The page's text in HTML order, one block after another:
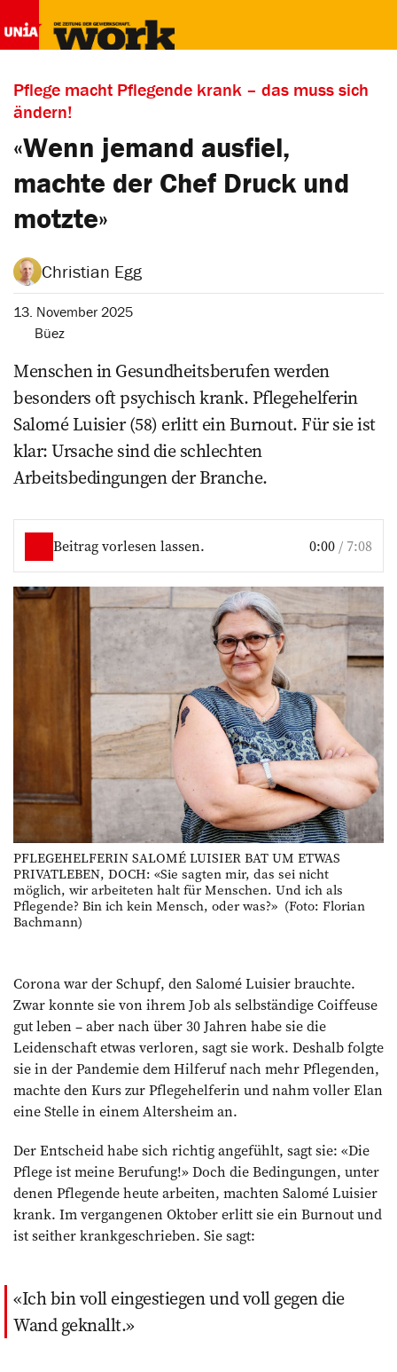
Pflege macht Pflegende krank – das muss sich
ändern!
«Wenn jemand ausfiel,
machte der Chef Druck und
motzte»
Christian Egg
13. November 2025
Büez
Menschen in Gesundheitsberufen werden
besonders oft psychisch krank. Pflegehelferin
Salomé Luisier (58) erlitt ein Burnout. Für sie ist
klar: Ursache sind die schlechten
Arbeitsbedingungen der Branche.
Beitrag vorlesen lassen. 0:00 / 7:08
PFLEGEHELFERIN SALOMÉ LUISIER BAT UM ETWAS
PRIVATLEBEN, DOCH: «Sie sagten mir, das sei nicht
möglich, wir arbeiteten halt für Menschen. Und ich als
Pflegende? Bin ich kein Mensch, oder was?» (Foto: Florian
Bachmann)
Corona war der Schupf, den Salomé Luisier brauchte.
Zwar konnte sie von ihrem Job als selbständige Coiffeuse
gut leben – aber nach über 30 Jahren habe sie die
Leidenschaft etwas verloren, sagt sie work. Deshalb folgte
sie in der Pandemie dem Hilferuf nach mehr Pflegenden,
machte den Kurs zur Pflegehelferin und nahm voller Elan
eine Stelle in einem Altersheim an.
Der Entscheid habe sich richtig angefühlt, sagt sie: «Die
Pflege ist meine Berufung!» Doch die Bedingungen, unter
denen Pflegende heute arbeiten, machten Salomé Luisier
krank. Im vergangenen Oktober erlitt sie ein Burnout und
ist seither krankgeschrieben. Sie sagt:
Ich bin voll eingestiegen und voll gegen die
Wand geknallt.